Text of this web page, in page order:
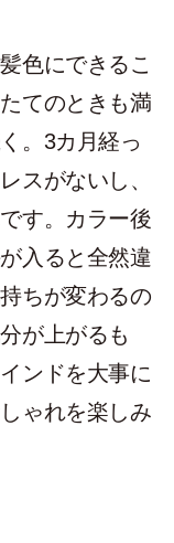
色にできるこ
てのときも満
。3カ月経っ
スがないし、
す。カラー後
入ると全然違
ちが変わるの
が上がるも
ンドを大事に
ゃれを楽しみ